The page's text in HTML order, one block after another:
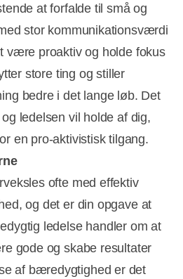
at forfalde til små og
stor kommunikationsværdi
være proaktiv og holde fokus
store ting og stiller
bedre i det lange løb. Det
ledelsen vil holde af dig,
en pro-aktivistisk tilgang.
ofte med effektiv
og det er din opgave at
ledelse handler om at
gode og skabe resultater
af bæredygtighed er det